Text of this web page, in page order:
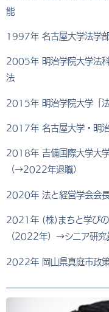
能
1997年 名古屋大学法学
2005年 明治学院大学法
法
2015年 明治学院大学「
2017年 名古屋大学・明
2018年 吉備国際大学大
（→2022年退職）
2020年 法と経営学会会
2021年 (株)まちと学びの
（2022年）→シニア研究
2022年 岡山県真庭市政策